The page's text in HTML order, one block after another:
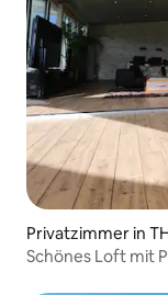
Privatzimmer in
Schönes Loft mit